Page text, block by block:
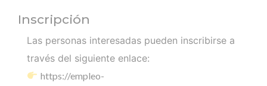
Inscripción
Las personas interesadas pueden inscribirse a
través del siguiente enlace:
https://empleo-